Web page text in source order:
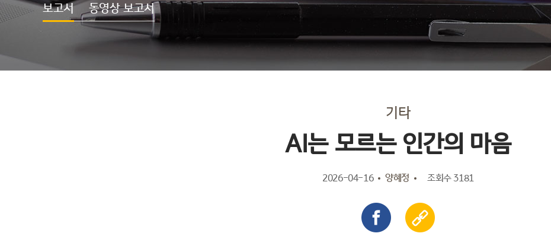
보고서 동영상 보고서
기타
AI는 모르는 인간의 마음
2026-04-16 양혜정 조회수 3181